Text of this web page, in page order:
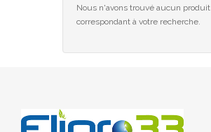
Nous n'avons trouvé aucun produit
correspondant à votre recherche.